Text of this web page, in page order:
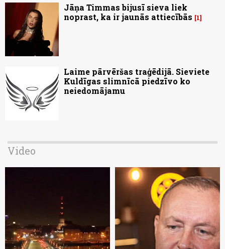
Jāņa Timmas bijusī sieva liek
noprast, ka ir jaunās attiecībās
1
Laime pārvēršas traģēdijā. Sieviete
Kuldīgas slimnīcā piedzīvo ko
neiedomājamu
Video